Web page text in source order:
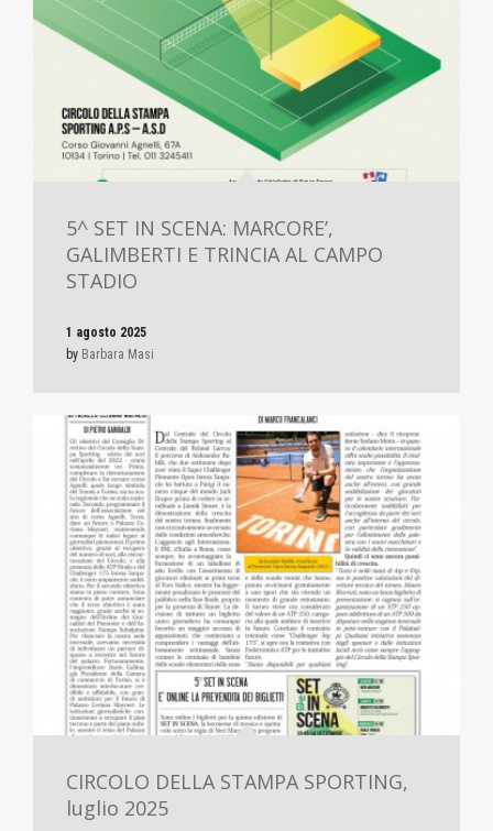
5^ SET IN SCENA: MARCORE’,
GALIMBERTI E TRINCIA AL CAMPO
STADIO
1 agosto 2025
by Barbara Masi
CIRCOLO DELLA STAMPA SPORTING,
luglio 2025